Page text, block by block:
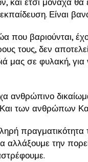
Είναι
που βαριούνται,
τους, δεν
μας σε φυλακή,
ανθρώπινο
των ανθρώπων
πραγματικότητα
αλλάξουμε την